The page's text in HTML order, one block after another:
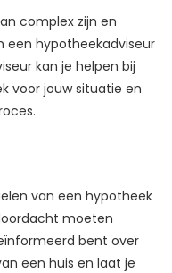
complex zijn en
een hypotheekadviseur
kan je helpen bij
voor jouw situatie en
van een hypotheek
moeten
bent over
een huis en laat je